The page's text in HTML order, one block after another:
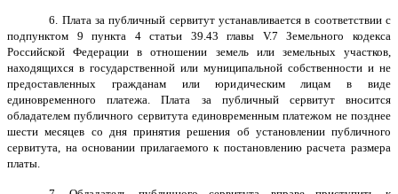
6. Плата за публичный сервитут устанавливается в соответствии с
подпунктом 9 пункта 4 статьи 39.43 главы V.7 Земельного кодекса
Российской Федерации в отношении земель или земельных участков,
находящихся в государственной или муниципальной собственности и не
предоставленных гражданам или юридическим лицам в виде
единовременного платежа. Плата за публичный сервитут вносится
обладателем публичного сервитута единовременным платежом не позднее
шести месяцев со дня принятия решения об установлении публичного
сервитута, на основании прилагаемого к постановлению расчета размера
платы.